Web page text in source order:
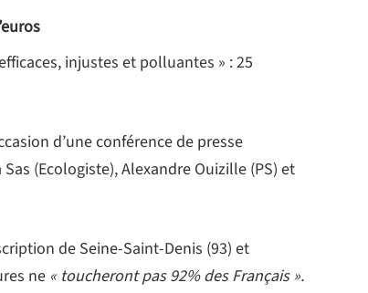
injustes et polluantes » : 25
d’une conférence de presse
(Ecologiste), Alexandre Ouizille (PS) et
de Seine-Saint-Denis (93) et
ne « toucheront pas 92% des Français ».